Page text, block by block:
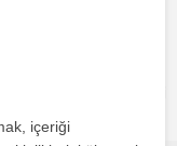
bölgesinde ilginizi
içeriği